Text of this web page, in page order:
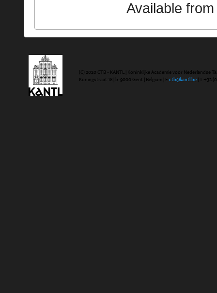
Available
(C) 2020 CTB - KANTL | Koninklijke Academie voor Nederlandse
Koningstraat 18 | b-9000 Gent | Belgium | E ctb@kantl.be | T +32